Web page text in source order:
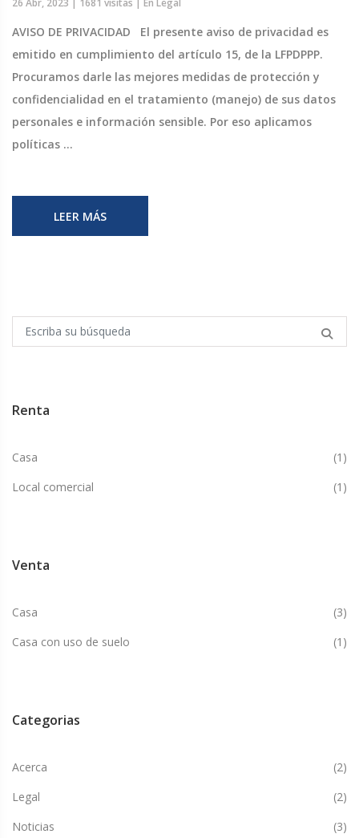
AVISO DE PRIVACIDAD El presente aviso de privacidad es
emitido en cumplimiento del artículo 15, de la LFPDPPP.
Procuramos darle las mejores medidas de protección y
confidencialidad en el tratamiento (manejo) de sus datos
personales e información sensible. Por eso aplicamos
políticas ...
LEER MÁS
Renta
Casa
(1)
Local comercial
(1)
Venta
Casa
(3)
Casa con uso de suelo
(1)
Categorias
Acerca
(2)
Legal
(2)
Noticias
(3)